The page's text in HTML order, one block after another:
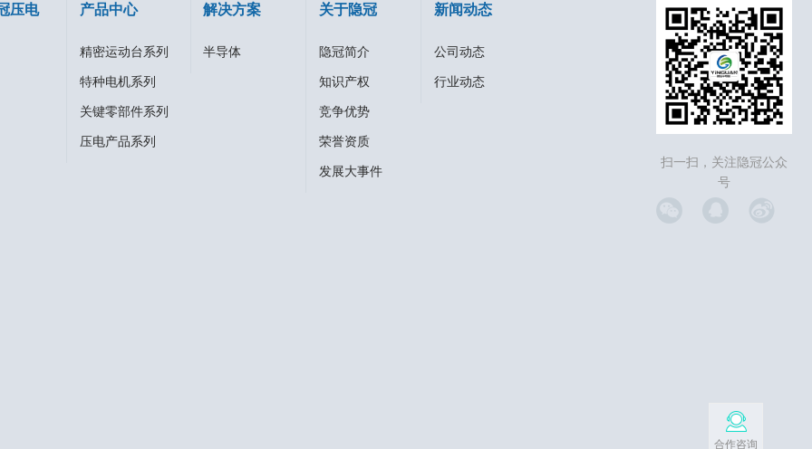
合作咨询
压电 产品中心
精密运动台系列
特种电机系列
关键零部件系列
压电产品系列
解决方案
半导体
关于隐冠
隐冠简介
知识产权
竞争优势
荣誉资质
发展大事件
新闻动态
公司动态
行业动态
扫一扫，关注隐冠公众
号